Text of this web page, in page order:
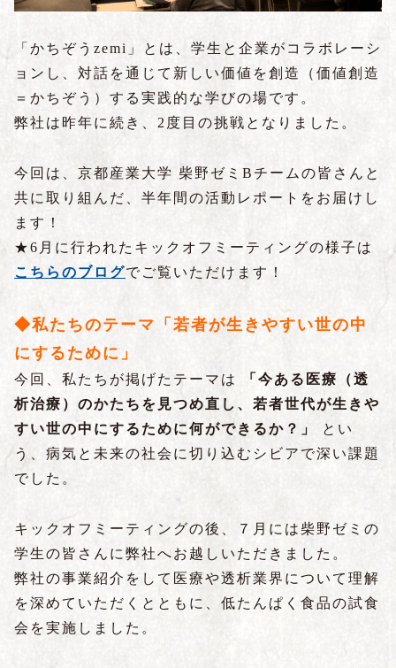
「かちぞうzemi」とは、学生と企業がコラボレーシ
ョンし、対話を通じて新しい価値を創造（価値創造
＝かちぞう）する実践的な学びの場です。
弊社は昨年に続き、2度目の挑戦となりました。
今回は、京都産業大学 柴野ゼミBチームの皆さんと
共に取り組んだ、半年間の活動レポートをお届けし
ます！
★6月に行われたキックオフミーティングの様子は
こちらのブログでご覧いただけます！
◆私たちのテーマ「若者が生きやすい世の中
にするために」
今回、私たちが掲げたテーマは
「今ある医療（透
析治療）のかたちを見つめ直し、若者世代が生きや
すい世の中にするために何ができるか？」
とい
う、病気と未来の社会に切り込むシビアで深い課題
でした。
キックオフミーティングの後、７月には柴野ゼミの
学生の皆さんに弊社へお越しいただきました。
弊社の事業紹介をして医療や透析業界について理解
を深めていただくとともに、低たんぱく食品の試食
会を実施しました。